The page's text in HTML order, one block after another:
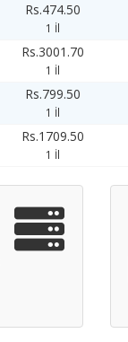
Rs.474.50
1 İl
Rs.3001.70
1 İl
Rs.799.50
1 İl
Rs.1709.50
1 İl